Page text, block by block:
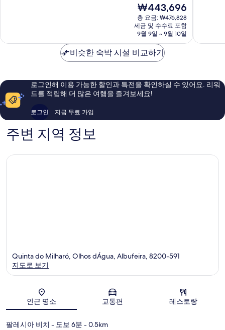
우
요,
용
후
개
현
재
요
금
₩443,696
₩443,696
총 요금: ₩476,828
세금 및 수수료 포함
9월 9일 ~ 9월 10일
울
우
요,
이
비슷한 숙박 시설 비교하기
로그인해 이용 가능한 할인과 특전을 확인하실 수 있어요. 리워
드를 적립해 더 많은 여행을 즐겨보세요!
로그인 지금 무료 가입
주변 지역 정보
지도
Quinta do Milharó, Olhos dÁgua, Albufeira, 8200-591
지도로 보기
인근 명소 교통편 레스토랑
팔레시아 비치 - 도보 6분 - 0.5km